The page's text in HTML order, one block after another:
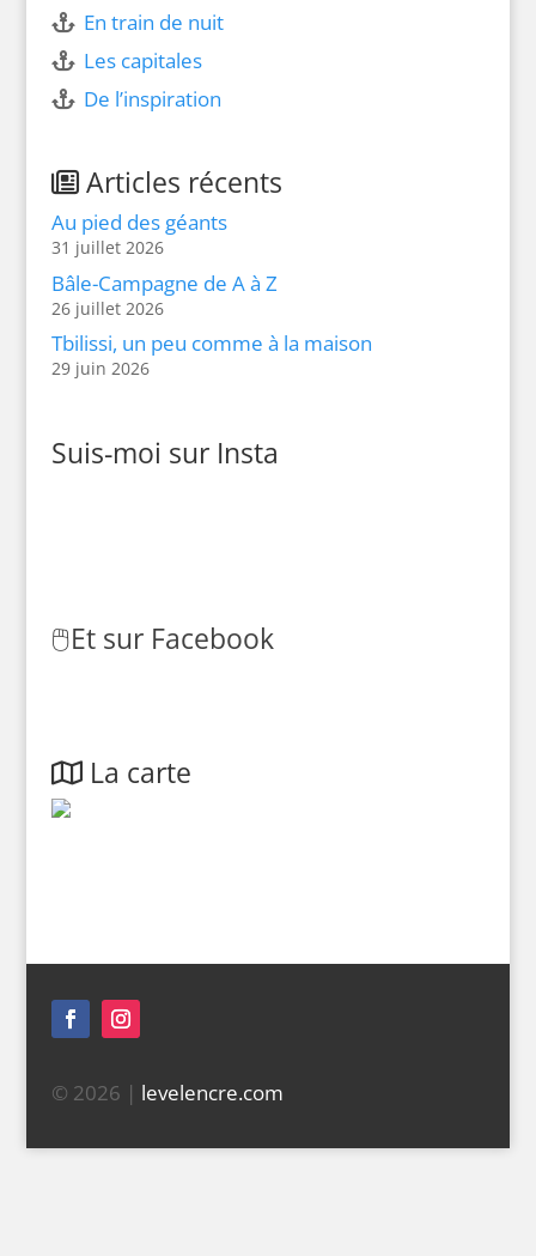
En train de nuit
Les capitales
De l’inspiration
Articles récents
Au pied des géants
31 juillet 2026
Bâle-Campagne de A à Z
26 juillet 2026
Tbilissi, un peu comme à la maison
29 juin 2026
Suis-moi sur Insta
🖱️Et sur Facebook
La carte
© 2026 | levelencre.com